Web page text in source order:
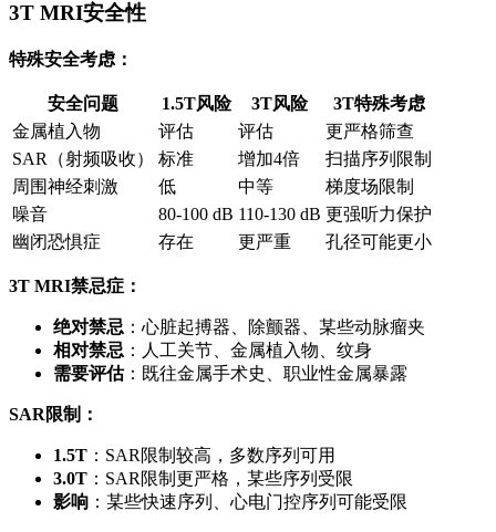
3T MRI安全性
特殊安全考虑：
安全问题 1.5T风险 3T风险
3T特殊考虑
金属植入物
评估 评估
更严格筛查
SAR（射频吸收）
标准 增加4倍
扫描序列限制
周围神经刺激
低 中等
梯度场限制
噪音
80-100 dB 110-130 dB 更强听力保护
幽闭恐惧症
存在 更严重 孔径可能更小
3T MRI禁忌症：
绝对禁忌 ：心脏起搏器、除颤器、某些动脉瘤夹
相对禁忌 ：人工关节、金属植入物、纹身
需要评估：既往金属手术史、职业性金属暴露
SAR限制：
1.5T ：SAR限制较高，多数序列可用
3.0T ：SAR限制更严格，某些序列受限
影响 ：某些快速序列、心电门控序列可能受限